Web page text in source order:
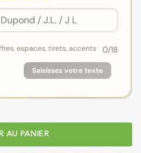
espaces, tirets, accents 0/18
Saisissez votre texte
de Table Laguiole en Aubrac
AU PANIER